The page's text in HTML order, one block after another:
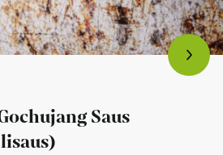
Saus